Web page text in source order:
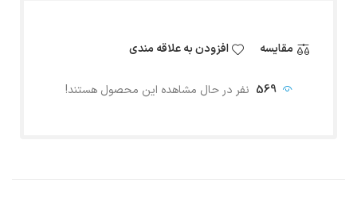
مقایسه افزودن به علاقه مندی
569 نفر در حال مشاهده این محصول هستند!